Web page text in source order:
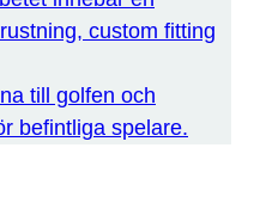
custom fitting
till golfen och
befintliga spelare.